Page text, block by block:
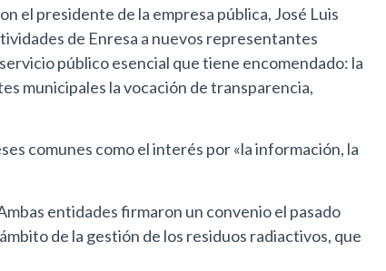
el presidente de la empresa pública, José Luis
de Enresa a nuevos representantes
público esencial que tiene encomendado: la
municipales la vocación de transparencia,
comunes como el interés por «la información, la
entidades firmaron un convenio el pasado
de la gestión de los residuos radiactivos, que